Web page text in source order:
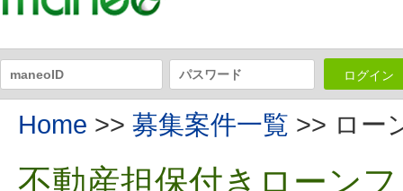
ログイン
Home >> 募集案件一覧 >> ロー
不動産担保付きローン